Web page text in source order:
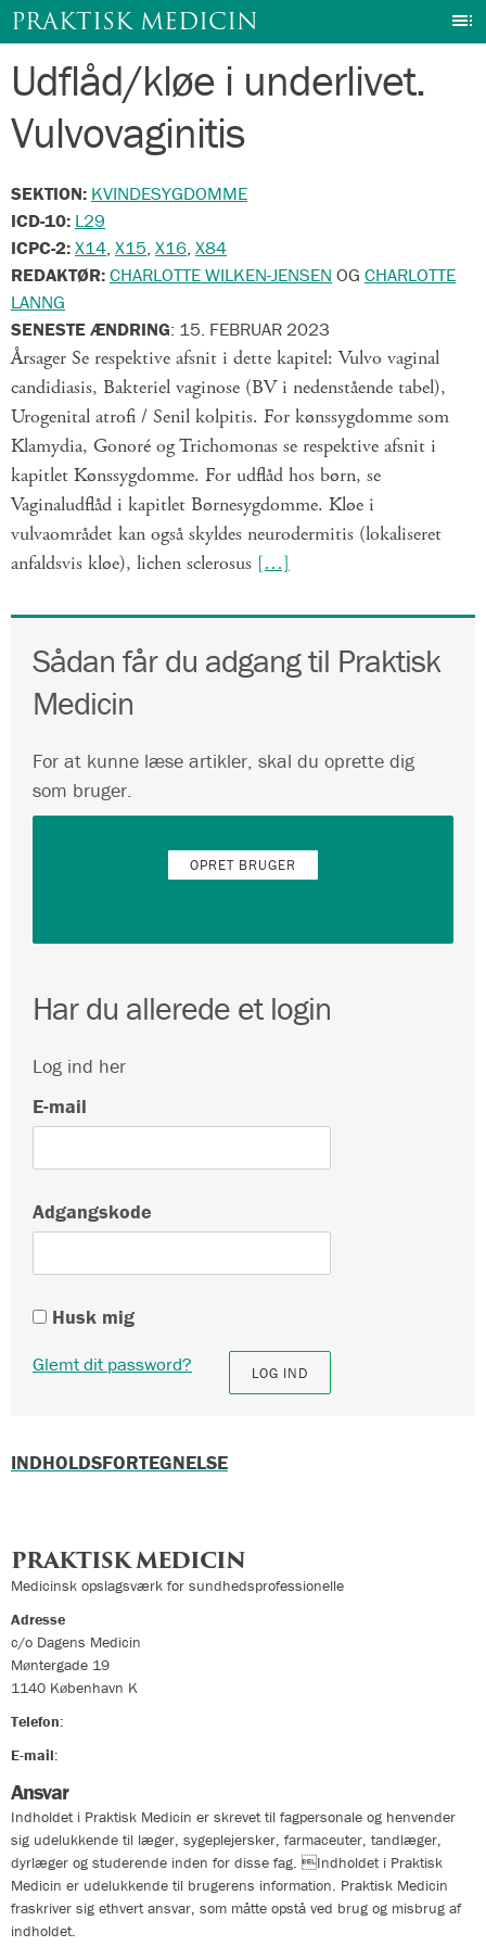
Gå
indhold
PRAKTISK MEDICIN
Udflåd/kløe i underlivet.
Vulvovaginitis
SEKTION: KVINDESYGDOMME
ICD-10: L29
ICPC-2:X14, X15, X16, X84
REDAKTØR:CHARLOTTE WILKEN-JENSEN OG CHARLOTTE
LANNG
SENESTE ÆNDRING: 15. FEBRUAR 2023
Årsager Se respektive afsnit i dette kapitel: Vulvo vaginal
candidiasis, Bakteriel vaginose (BV i nedenstående tabel),
Urogenital atrofi / Senil kolpitis. For kønssygdomme som
Klamydia, Gonoré og Trichomonas se respektive afsnit i
kapitlet Kønssygdomme. For udflåd hos børn, se
Vaginaludflåd i kapitlet Børnesygdomme. Kløe i
vulvaområdet kan også skyldes neurodermitis (lokaliseret
anfaldsvis kløe), lichen sclerosus […]
Sådan får du adgang til Praktisk
Medicin
For at kunne læse artikler, skal du oprette dig
som bruger.
OPRET BRUGER
Har du allerede et login
Log ind her
E-mail
Adgangskode
Husk mig
Glemt dit password?
INDHOLDSFORTEGNELSE
PRAKTISK MEDICIN
Medicinsk opslagsværk for sundhedsprofessionelle
Adresse
c/o Dagens Medicin
Møntergade 19
1140 København K
Telefon:
E-mail:
Ansvar
Indholdet i Praktisk Medicin er skrevet til fagpersonale og henvender
sig udelukkende til læger, sygeplejersker, farmaceuter, tandlæger,
dyrlæger og studerende inden for disse fag. Indholdet i Praktisk
Medicin er udelukkende til brugerens information. Praktisk Medicin
fraskriver sig ethvert ansvar, som måtte opstå ved brug og misbrug af
indholdet.